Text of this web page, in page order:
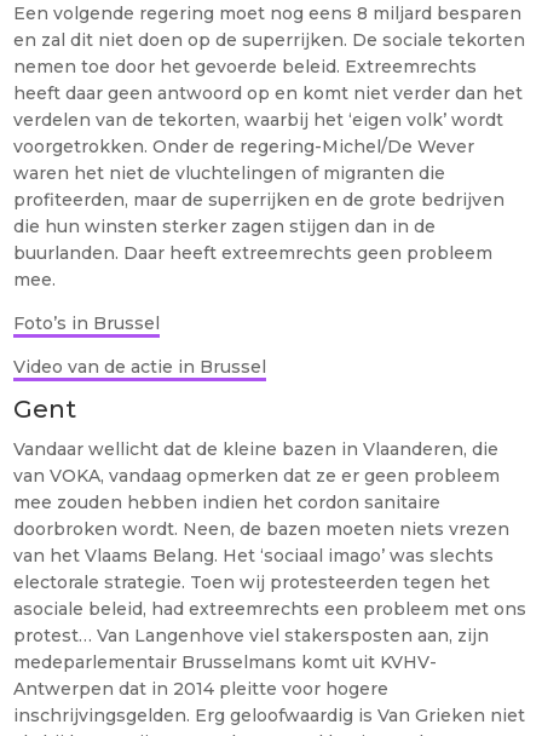
Een volgende regering moet nog eens 8 miljard besparen
en zal dit niet doen op de superrijken. De sociale tekorten
nemen toe door het gevoerde beleid. Extreemrechts
heeft daar geen antwoord op en komt niet verder dan het
verdelen van de tekorten, waarbij het ‘eigen volk’ wordt
voorgetrokken. Onder de regering-Michel/De Wever
waren het niet de vluchtelingen of migranten die
profiteerden, maar de superrijken en de grote bedrijven
die hun winsten sterker zagen stijgen dan in de
buurlanden. Daar heeft extreemrechts geen probleem
mee.
Foto’s in Brussel
Video van de actie in Brussel
Gent
Vandaar wellicht dat de kleine bazen in Vlaanderen, die
van VOKA, vandaag opmerken dat ze er geen probleem
mee zouden hebben indien het cordon sanitaire
doorbroken wordt. Neen, de bazen moeten niets vrezen
van het Vlaams Belang. Het ‘sociaal imago’ was slechts
electorale strategie. Toen wij protesteerden tegen het
asociale beleid, had extreemrechts een probleem met ons
protest… Van Langenhove viel stakersposten aan, zijn
medeparlementair Brusselmans komt uit KVHV-
Antwerpen dat in 2014 pleitte voor hogere
inschrijvingsgelden. Erg geloofwaardig is Van Grieken niet